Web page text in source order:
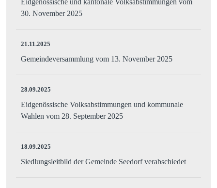
Eidgenössische und kantonale Volksabstimmungen vom
30. November 2025
21.11.2025
Gemeindeversammlung vom 13. November 2025
28.09.2025
Eidgenössische Volksabstimmungen und kommunale
Wahlen vom 28. September 2025
18.09.2025
Siedlungsleitbild der Gemeinde Seedorf verabschiedet